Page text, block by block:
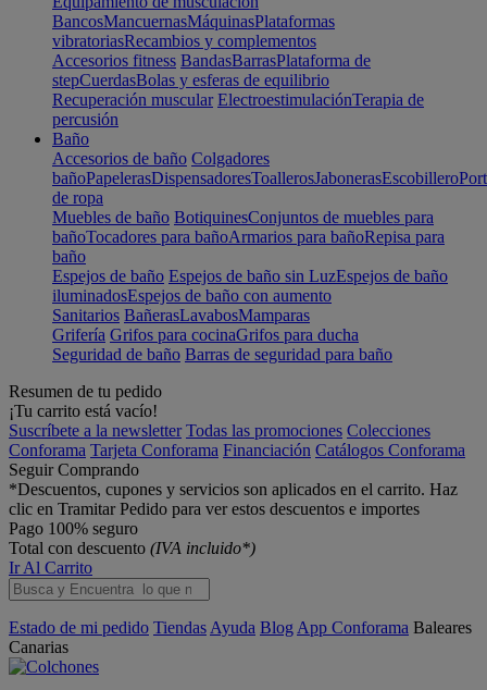
BancosMancuernasMáquinasPlataformas
vibratoriasRecambios y complementos
Accesorios fitness BandasBarrasPlataforma de
stepCuerdasBolas y esferas de equilibrio
Recuperación muscular ElectroestimulaciónTerapia de
percusión
Baño
Accesorios de baño Colgadores
bañoPapelerasDispensadoresToallerosJabonerasEscobillero
de ropa
Muebles de baño BotiquinesConjuntos de muebles para
bañoTocadores para bañoArmarios para bañoRepisa para
baño
Espejos de baño Espejos de baño sin LuzEspejos de baño
iluminadosEspejos de baño con aumento
Sanitarios BañerasLavabosMamparas
Grifería Grifos para cocinaGrifos para ducha
Seguridad de baño Barras de seguridad para baño
Resumen de tu pedido
¡Tu carrito está vacío!
Suscríbete a la newsletter Todas las promociones Colecciones
Conforama Tarjeta Conforama Financiación Catálogos Conforama
Seguir Comprando
*Descuentos, cupones y servicios son aplicados en el carrito. Haz
clic en Tramitar Pedido para ver estos descuentos e importes
Pago 100% seguro
Total con descuento (IVA incluido*)
Ir Al Carrito
Estado de mi pedido Tiendas Ayuda Blog App Conforama Baleares
Canarias